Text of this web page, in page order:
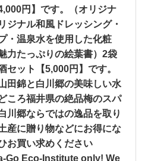
円】です。（オリジナ
ジナル和風ドレッシング・
・温泉水を使用した化粧
力たっぷりの絵葉書）️️2袋
セット【5,000円】です。
田錦と白川郷の美味しい水
ころ福井県の絶品梅のスパ
川郷ならではの逸品を取り
産に贈り物などにお得にな
お買い求めください
Go Eco-Institute only! We